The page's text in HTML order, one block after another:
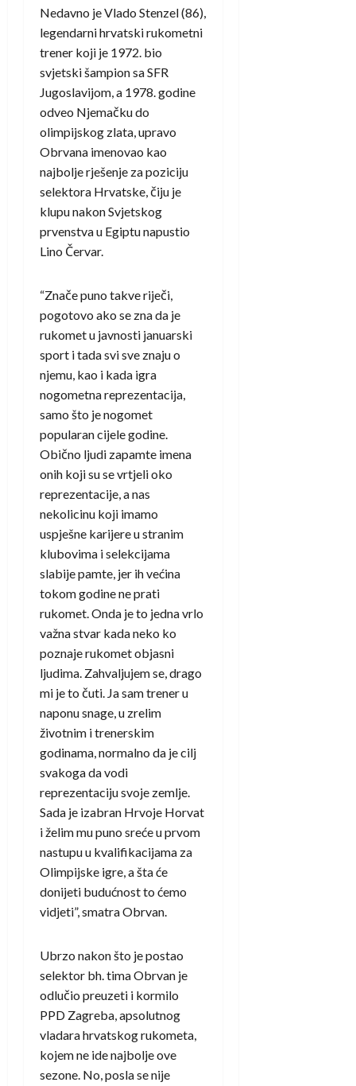
Nedavno je Vlado Stenzel (86),
legendarni hrvatski rukometni
trener koji je 1972. bio
svjetski šampion sa SFR
Jugoslavijom, a 1978. godine
odveo Njemačku do
olimpijskog zlata, upravo
Obrvana imenovao kao
najbolje rješenje za poziciju
selektora Hrvatske, čiju je
klupu nakon Svjetskog
prvenstva u Egiptu napustio
Lino Červar.
“Znače puno takve riječi,
pogotovo ako se zna da je
rukomet u javnosti januarski
sport i tada svi sve znaju o
njemu, kao i kada igra
nogometna reprezentacija,
samo što je nogomet
popularan cijele godine.
Obično ljudi zapamte imena
onih koji su se vrtjeli oko
reprezentacije, a nas
nekolicinu koji imamo
uspješne karijere u stranim
klubovima i selekcijama
slabije pamte, jer ih većina
tokom godine ne prati
rukomet. Onda je to jedna vrlo
važna stvar kada neko ko
poznaje rukomet objasni
ljudima. Zahvaljujem se, drago
mi je to čuti. Ja sam trener u
naponu snage, u zrelim
životnim i trenerskim
godinama, normalno da je cilj
svakoga da vodi
reprezentaciju svoje zemlje.
Sada je izabran Hrvoje Horvat
i želim mu puno sreće u prvom
nastupu u kvalifikacijama za
Olimpijske igre, a šta će
donijeti budućnost to ćemo
vidjeti”, smatra Obrvan.
Ubrzo nakon što je postao
selektor bh. tima Obrvan je
odlučio preuzeti i kormilo
PPD Zagreba, apsolutnog
vladara hrvatskog rukometa,
kojem ne ide najbolje ove
sezone. No, posla se nije